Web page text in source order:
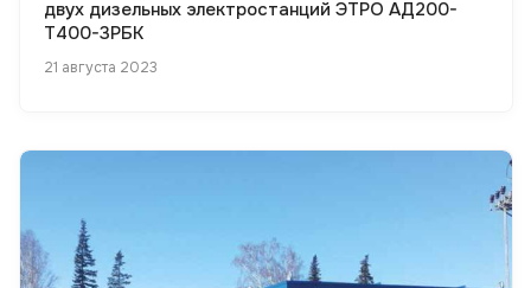
двух дизельных электростанций ЭТРО АД200-
Т400-3РБК
21 августа 2023